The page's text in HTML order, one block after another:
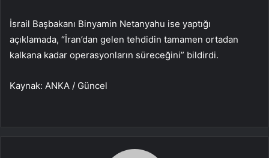
İsrail Başbakanı Binyamin Netanyahu ise yaptığı
açıklamada, “İran’dan gelen tehdidin tamamen ortadan
kalkana kadar operasyonların süreceğini” bildirdi.
Kaynak: ANKA / Güncel